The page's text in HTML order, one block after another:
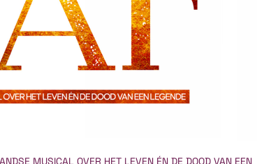
MUSICAL OVER HET LEVEN ÉN DE DOOD VAN EEN